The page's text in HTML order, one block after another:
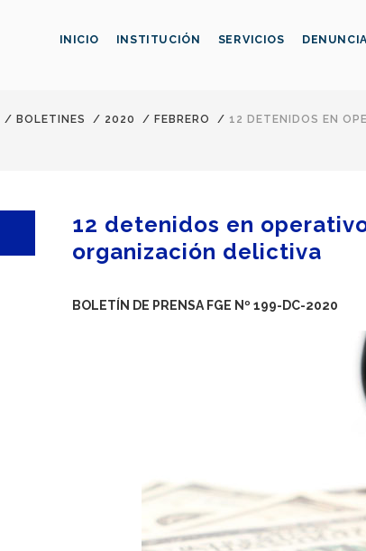
INICIO INSTITUCIÓN SERVICIOS
/ BOLETINES / 2020 / FEBRERO / 12 DETENIDOS EN
12 detenidos en
organización delictiva
BOLETÍN DE PRENSA FGE Nº 199-DC-2020